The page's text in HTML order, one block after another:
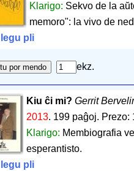
Klarigo: Sekvo de la
memoro": la vivo de
legu pli
ekz.
Kiu ĉi mi? Gerrit
2013. 199 paĝoj. Prezo:
Klarigo: Membiografia
esperantisto.
legu pli